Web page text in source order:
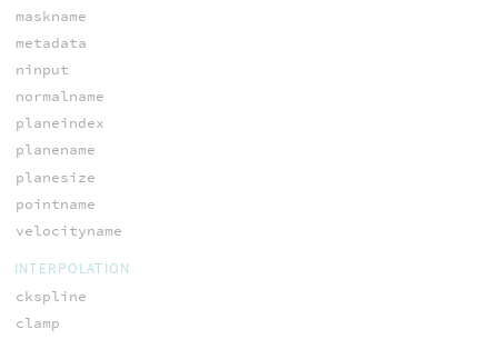
maskname
metadata
ninput
normalname
planeindex
planename
planesize
pointname
velocityname
INTERPOLATION
ckspline
clamp